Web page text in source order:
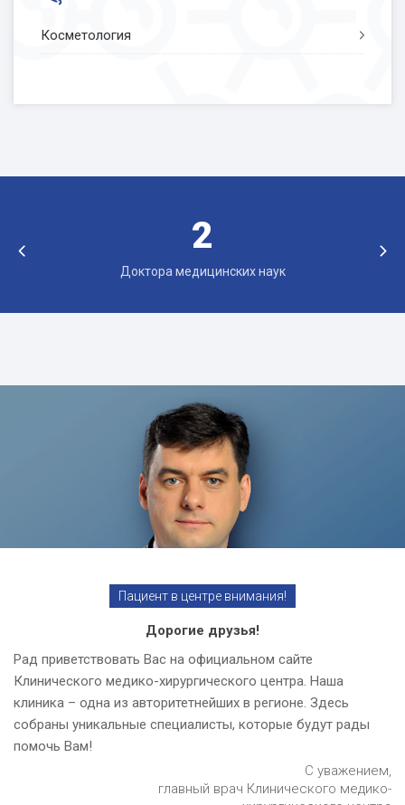
Косметология
2
Доктора медицинских наук
Пациент в центре внимания!
Дорогие друзья!
Рад приветствовать Вас на официальном сайте
Клинического медико-хирургического центра. Наша
клиника – одна из авторитетнейших в регионе. Здесь
собраны уникальные специалисты, которые будут рады
помочь Вам!
С уважением,
главный врач Клинического медико-